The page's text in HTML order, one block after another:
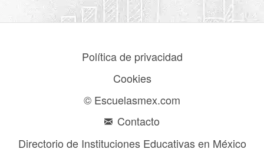
Política de privacidad
Cookies
© Escuelasmex.com
Contacto
Directorio de Instituciones Educativas en México